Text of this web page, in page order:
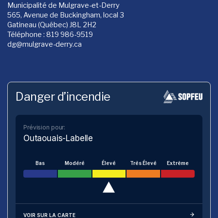
Municipalité de Mulgrave-et-Derry
565, Avenue de Buckingham, local 3
Gatineau (Québec) J8L 2H2
Téléphone : 819 986-9519
dg@mulgrave-derry.ca
Danger d’incendie
Prévision pour:
Outaouais-Labelle
Bas Modéré Élevé Très Élevé Extrême
VOIR SUR LA CARTE